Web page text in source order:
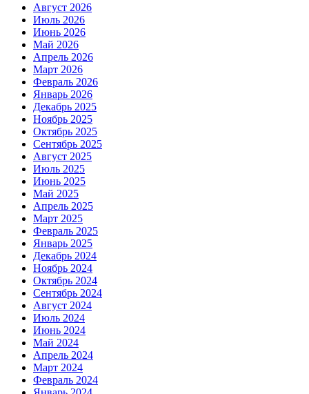
Август 2026
Июль 2026
Июнь 2026
Май 2026
Апрель 2026
Март 2026
Февраль 2026
Январь 2026
Декабрь 2025
Ноябрь 2025
Октябрь 2025
Сентябрь 2025
Август 2025
Июль 2025
Июнь 2025
Май 2025
Апрель 2025
Март 2025
Февраль 2025
Январь 2025
Декабрь 2024
Ноябрь 2024
Октябрь 2024
Сентябрь 2024
Август 2024
Июль 2024
Июнь 2024
Май 2024
Апрель 2024
Март 2024
Февраль 2024